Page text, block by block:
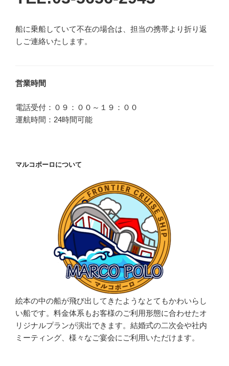
船に乗船していて不在の場合は、担当の携帯より折り返
しご連絡いたします。
営業時間
電話受付：０９：００～１９：００
運航時間：24時間可能
マルコポーロについて
絵本の中の船が飛び出してきたようなとてもかわいらし
い船です。料金体系もお客様のご利用形態に合わせたオ
リジナルプランが演出できます。結婚式の二次会や社内
ミーティング、様々なご宴会にご利用いただけます。